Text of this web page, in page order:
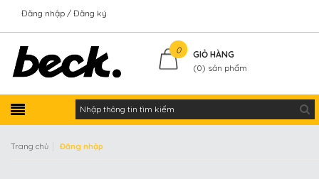
Đăng nhập Đăng ký
0
GIỎ HÀNG
(0) sản phẩm
Trang chủ Đăng nhập